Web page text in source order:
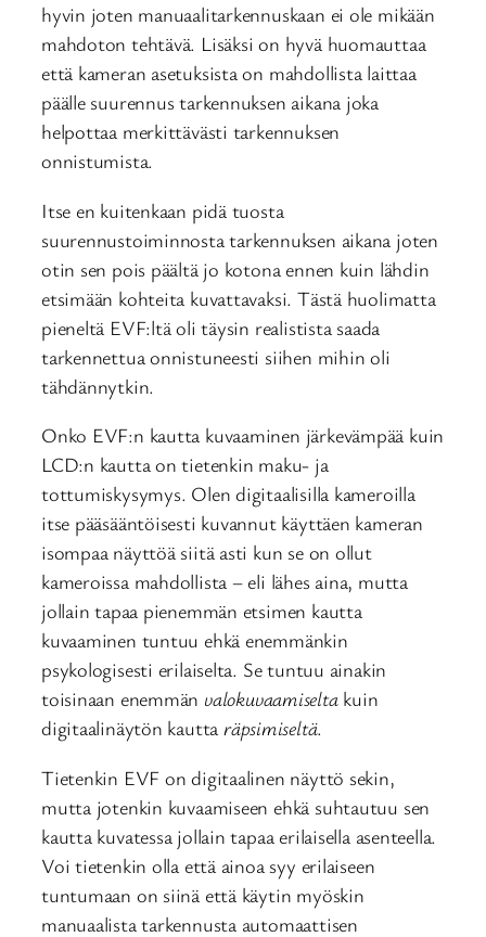
hyvin joten manuaalitarkennuskaan ei ole mikään
mahdoton tehtävä. Lisäksi on hyvä huomauttaa
että kameran asetuksista on mahdollista laittaa
päälle suurennus tarkennuksen aikana joka
helpottaa merkittävästi tarkennuksen
onnistumista.
Itse en kuitenkaan pidä tuosta
suurennustoiminnosta tarkennuksen aikana joten
otin sen pois päältä jo kotona ennen kuin lähdin
etsimään kohteita kuvattavaksi. Tästä huolimatta
pieneltä EVF:ltä oli täysin realistista saada
tarkennettua onnistuneesti siihen mihin oli
tähdännytkin.
Onko EVF:n kautta kuvaaminen järkevämpää kuin
LCD:n kautta on tietenkin maku- ja
tottumiskysymys. Olen digitaalisilla kameroilla
itse pääsääntöisesti kuvannut käyttäen kameran
isompaa näyttöä siitä asti kun se on ollut
kameroissa mahdollista – eli lähes aina, mutta
jollain tapaa pienemmän etsimen kautta
kuvaaminen tuntuu ehkä enemmänkin
psykologisesti erilaiselta. Se tuntuu ainakin
toisinaan enemmän valokuvaamiseltakuin
digitaalinäytön kautta räpsimiseltä.
Tietenkin EVF on digitaalinen näyttö sekin,
mutta jotenkin kuvaamiseen ehkä suhtautuu sen
kautta kuvatessa jollain tapaa erilaisella asenteella.
Voi tietenkin olla että ainoa syy erilaiseen
tuntumaan on siinä että käytin myöskin
manuaalista tarkennusta automaattisen